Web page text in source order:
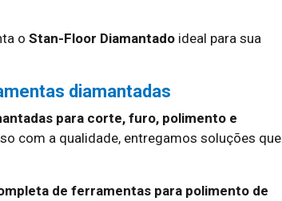
o Stan-Floor Diamantado ideal para sua
diamantadas
para corte, furo, polimento e
com a qualidade, entregamos soluções que
de ferramentas para polimento de